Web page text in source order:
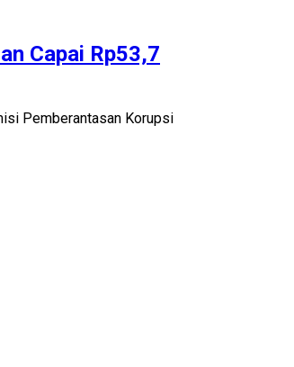
Capai Rp53,7
Pemberantasan Korupsi